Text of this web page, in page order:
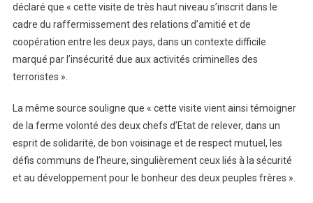
déclaré que « cette visite de très haut niveau s’inscrit dans le
cadre du raffermissement des relations d’amitié et de
coopération entre les deux pays, dans un contexte difficile
marqué par l’insécurité due aux activités criminelles des
terroristes ».
La même source souligne que « cette visite vient ainsi témoigner
de la ferme volonté des deux chefs d’Etat de relever, dans un
esprit de solidarité, de bon voisinage et de respect mutuel, les
défis communs de l’heure, singulièrement ceux liés à la sécurité
et au développement pour le bonheur des deux peuples frères ».